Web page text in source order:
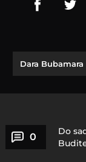
Dara Bubamara
0
Do